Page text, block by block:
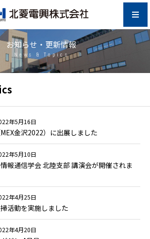
お知らせ・更新情報
News & Topics
年5月16日
金沢2022）に出展しました
年5月10日
報通信学会 北陸支部 講演会が開催されま
年4月25日
活動を実施しました
年4月20日